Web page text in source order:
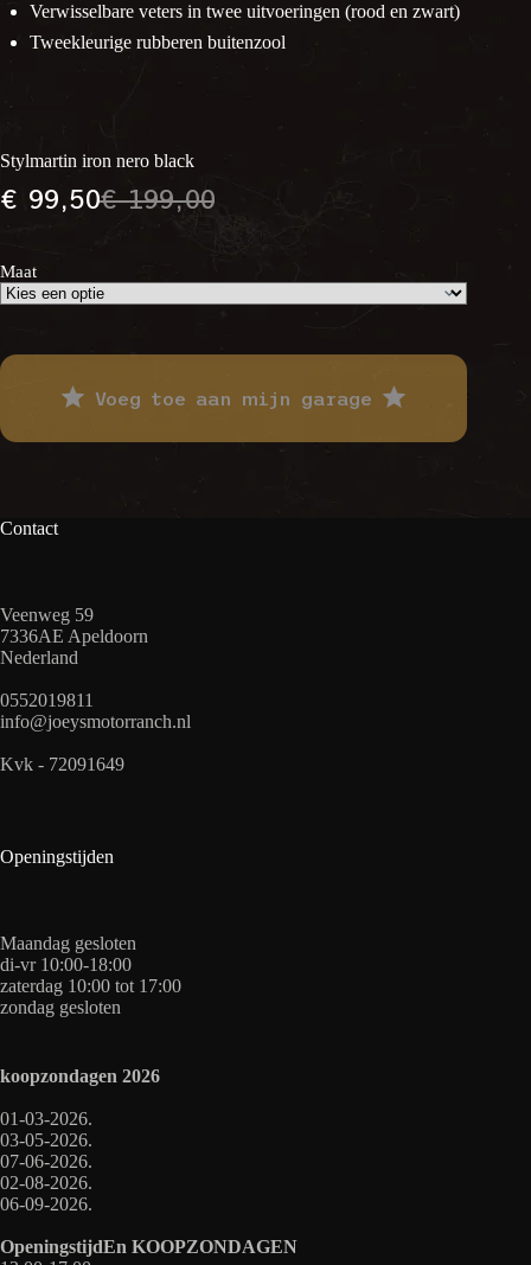
Verwisselbare veters in twee uitvoeringen (rood en zwart)
Tweekleurige rubberen buitenzool
Stylmartin iron nero black
€199,00
Oorspronkelijke
€99,50 Huidige
Maat
Voeg toe aan mijn garage
Contact
Veenweg 59
7336AE Apeldoorn
Nederland
0552019811
info@joeysmotorranch.nl
Kvk - 72091649
Openingstijden
Maandag gesloten
di-vr 10:00-18:00
zaterdag 10:00 tot 17:00
zondag gesloten
koopzondagen 2026
01-03-2026.
03-05-2026.
07-06-2026.
02-08-2026.
06-09-2026.
OpeningstijdEn KOOPZONDAGEN